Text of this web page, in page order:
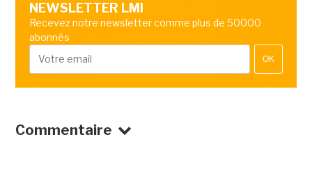
NEWSLETTER LMI
Recevez notre newsletter comme plus de 50000
abonnés
OK
Commentaire